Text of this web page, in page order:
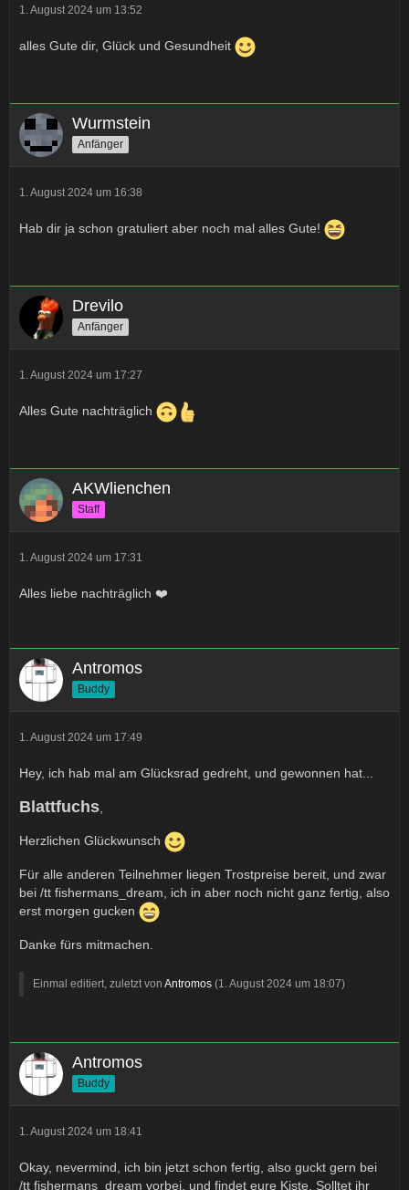
1. August 2024 um 13:52
alles Gute dir, Glück und Gesundheit
Wurmstein
Anfänger
1. August 2024 um 16:38
Hab dir ja schon gratuliert aber noch mal alles Gute!
Drevilo
Anfänger
1. August 2024 um 17:27
Alles Gute nachträglich
AKWlienchen
Staff
1. August 2024 um 17:31
Alles liebe nachträglich ❤️
Antromos
Buddy
1. August 2024 um 17:49
Hey, ich hab mal am Glücksrad gedreht, und gewonnen hat...
Blattfuchs
Herzlichen Glückwunsch
Für alle anderen Teilnehmer liegen Trostpreise bereit, und zwar
bei /tt fishermans_dream, ich in aber noch nicht ganz fertig, also
erst morgen gucken
Danke fürs mitmachen.
Einmal editiert, zuletzt von Antromos (1. August 2024 um 18:07)
Antromos
Buddy
1. August 2024 um 18:41
Okay, nevermind, ich bin jetzt schon fertig, also guckt gern bei
/tt fishermans_dream vorbei, und findet eure Kiste, Solltet ihr